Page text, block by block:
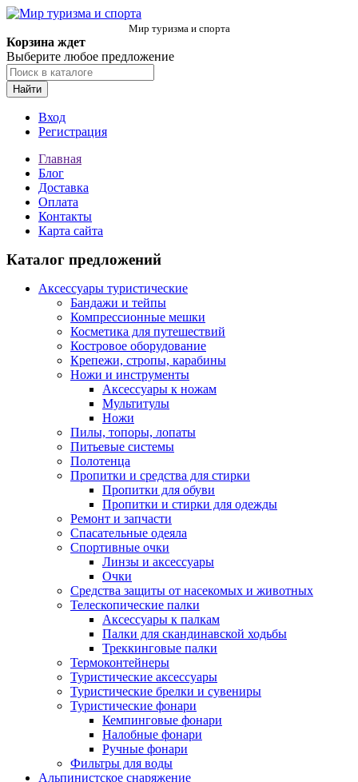
Мир туризма и спорта
Корзина ждет
Выберите любое предложение
Найти
Вход
Регистрация
Главная
Блог
Доставка
Оплата
Контакты
Карта сайта
Каталог предложений
Аксессуары туристические
Бандажи и тейпы
Компрессионные мешки
Косметика для путешествий
Костровое оборудование
Крепежи, стропы, карабины
Ножи и инструменты
Аксессуары к ножам
Мультитулы
Ножи
Пилы, топоры, лопаты
Питьевые системы
Полотенца
Пропитки и средства для стирки
Пропитки для обуви
Пропитки и стирки для одежды
Ремонт и запчасти
Спасательные одеяла
Спортивные очки
Линзы и аксессуары
Очки
Средства защиты от насекомых и животных
Телескопические палки
Аксессуары к палкам
Палки для скандинавской ходьбы
Треккинговые палки
Термоконтейнеры
Туристические аксессуары
Туристические брелки и сувениры
Туристические фонари
Кемпинговые фонари
Налобные фонари
Ручные фонари
Фильтры для воды
Альпинистское снаряжение